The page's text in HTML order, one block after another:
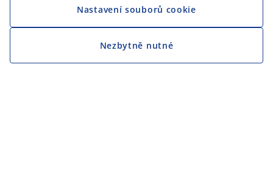
Nastavení souborů cookie
Nezbytně nutné